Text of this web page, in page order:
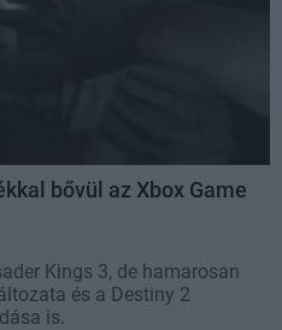
bővül az Xbox Game
Kings 3, de hamarosan
és a Destiny 2
is.